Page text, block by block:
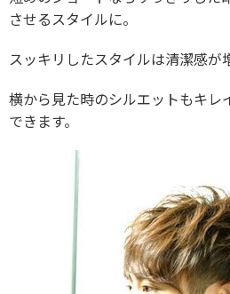
させるスタイルに。
スッキリしたスタイルは清潔感
横から見た時のシルエットもキレ
できます。